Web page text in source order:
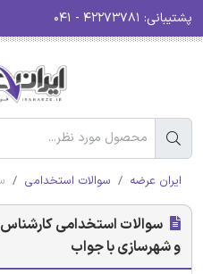
پشتیبانی:
ایران عرضه سوالات استخدامی
سوالات استخدامی
و شهرسازی با جواب